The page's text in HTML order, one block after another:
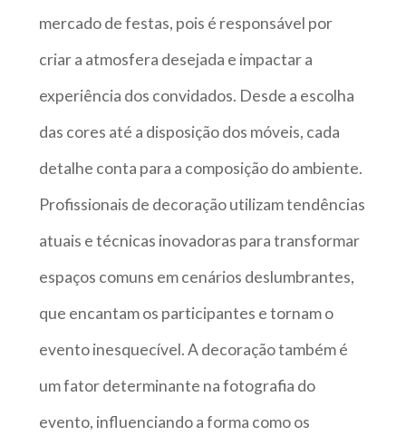
mercado de festas, pois é responsável por
criar a atmosfera desejada e impactar a
experiência dos convidados. Desde a escolha
das cores até a disposição dos móveis, cada
detalhe conta para a composição do ambiente.
Profissionais de decoração utilizam tendências
atuais e técnicas inovadoras para transformar
espaços comuns em cenários deslumbrantes,
que encantam os participantes e tornam o
evento inesquecível. A decoração também é
um fator determinante na fotografia do
evento, influenciando a forma como os